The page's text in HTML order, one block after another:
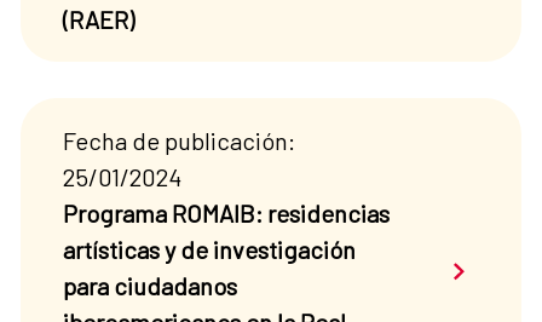
(RAER)
Fecha de publicación:
25/01/2024
Programa ROMAIB: residencias
artísticas y de investigación
para ciudadanos
Saber